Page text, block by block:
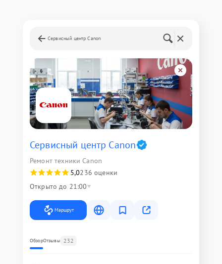
Сервисный центр Canon
Сервисный центр Canon
Ремонт техники Canon
5,0236 оценки
Открыто до 21:00
Маршрут
ОбзорОтзывы 232